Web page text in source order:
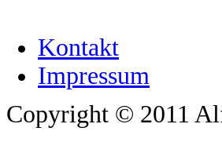
Kontakt
Impressum
Copyright © 2011